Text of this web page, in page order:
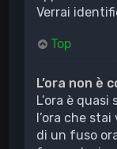
Verrai
Top
L’ora non è
L’ora è
l’ora che
di un fuso